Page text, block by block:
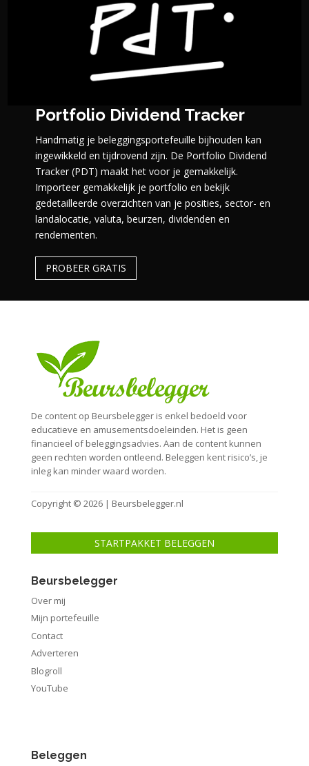
Portfolio Dividend Tracker
Handmatig je beleggingsportefeuille bijhouden kan
ingewikkeld en tijdrovend zijn. De Portfolio Dividend
Tracker (PDT) maakt het voor je gemakkelijk.
Importeer gemakkelijk je portfolio en bekijk
gedetailleerde overzichten van je posities, sector- en
landalocatie, valuta, beurzen, dividenden en
rendementen.
PROBEER GRATIS
De content op Beursbelegger is enkel bedoeld voor
educatieve en amusementsdoeleinden. Het is geen
financieel of beleggingsadvies. Aan de content kunnen
geen rechten worden ontleend. Beleggen kent risico’s, je
inleg kan minder waard worden.
Copyright © 2026 | Beursbelegger.nl
STARTPAKKET BELEGGEN
Beursbelegger
Over mij
Mijn portefeuille
Contact
Adverteren
Blogroll
YouTube
Beleggen